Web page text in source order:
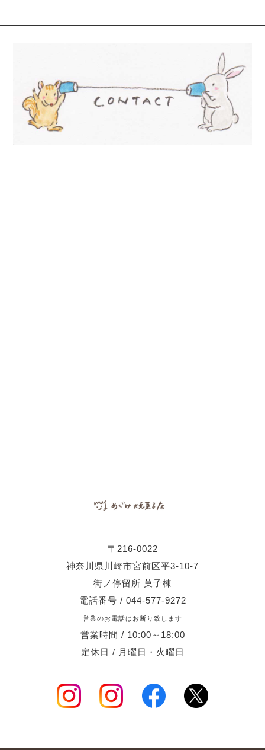
〒216-0022
神奈川県川崎市宮前区平3-10-7
街ノ停留所 菓子棟
電話番号 / 044-577-9272
営業のお電話はお断り致します
営業時間 / 10:00～18:00
定休日 / 月曜日・火曜日